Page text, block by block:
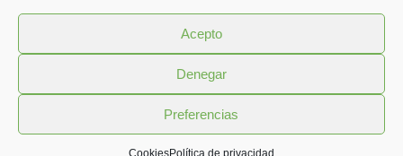
Acepto
Denegar
Preferencias
CookiesPolítica de privacidad
Política de privacidad
Términos y Condiciones
Aviso Legal
Cookies
© DRED - Diseño de Recursos Educativos S.L.